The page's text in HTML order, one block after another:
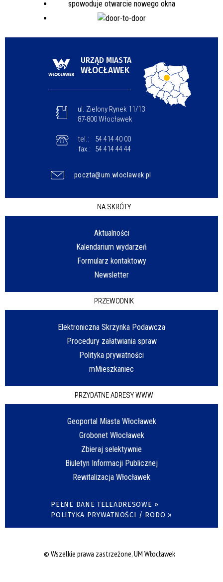
URZĄD MIASTA
WŁOCŁAWEK
ul. Zielony Rynek 11/13
87-800 Włocławek
tel.:
54 414 40 00
fax.:
54 414 44 44
poczta@um.wloclawek.pl
NA SKRÓTY
Aktualności
Kalendarium wydarzeń
Formularz kontaktowy
Newsletter
PRZEWODNIK
Elektroniczna Skrzynka Podawcza
Procedury załatwiania spraw
Polityka prywatności
mMieszkaniec
PRZYDATNE ADRESY WWW
Geoportal Miasta Włocławek
Grobonet Włocławek
Zbieraj selektywnie
Biuletyn Informacji Publicznej
Rewitalizacja Włocławek
PEŁNE DANE TELEADRESOWE »
POLITYKA PRYWATNOŚCI / RODO »
© Wszelkie prawa zastrzeżone, UM Włocławek